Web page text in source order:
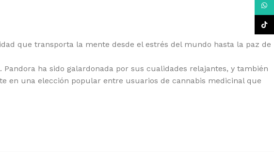
que transporta la mente desde el estrés del mundo hasta la paz de
ha sido galardonada por sus cualidades relajantes, y también
en una elección popular entre usuarios de cannabis medicinal que